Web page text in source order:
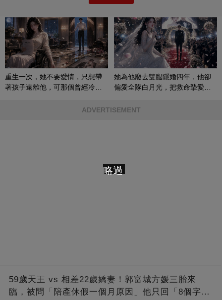
重生一次，她不要愛情，只想帶
著孩子遠離他，可那個曾經冷漠
她為他廢去雙腿隱婚四年，他卻
偏愛全隊白月光，把救命摯愛當
ADVERTISEMENT
59歲天王 vs 相差22歲嬌妻！郭富城方媛三胎來
臨，被問「陪產休假一個月原因」他只回「8個字」
略過